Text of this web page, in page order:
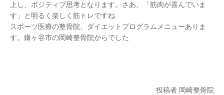
上し、ポジティブ思考となります。さあ、「筋肉が喜んでいま
す」と明るく楽しく筋トレですね
スポーツ医療の整骨院、ダイエットプログラムメニューありま
す。鎌ヶ谷市の岡崎整骨院からでした
投稿者 岡崎整骨院